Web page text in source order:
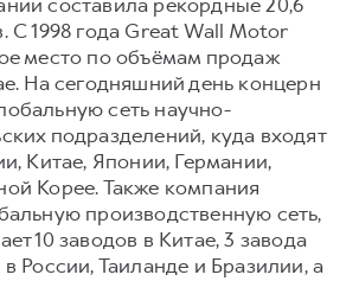
С 1998 года Great Wall Motor
место по объёмам продаж
На сегодняшний день концерн
сеть научно-
подразделений, куда входят
Китае, Японии, Германии,
Корее. Также компания
производственную сеть,
10 заводов в Китае, 3 завода
России, Таиланде и Бразилии, а